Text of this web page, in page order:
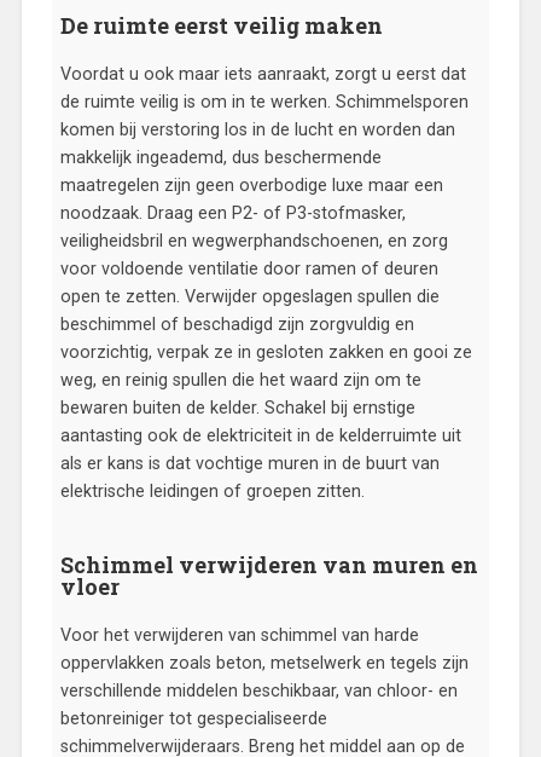
De ruimte eerst veilig maken
Voordat u ook maar iets aanraakt, zorgt u eerst dat
de ruimte veilig is om in te werken. Schimmelsporen
komen bij verstoring los in de lucht en worden dan
makkelijk ingeademd, dus beschermende
maatregelen zijn geen overbodige luxe maar een
noodzaak. Draag een P2- of P3-stofmasker,
veiligheidsbril en wegwerphandschoenen, en zorg
voor voldoende ventilatie door ramen of deuren
open te zetten. Verwijder opgeslagen spullen die
beschimmel of beschadigd zijn zorgvuldig en
voorzichtig, verpak ze in gesloten zakken en gooi ze
weg, en reinig spullen die het waard zijn om te
bewaren buiten de kelder. Schakel bij ernstige
aantasting ook de elektriciteit in de kelderruimte uit
als er kans is dat vochtige muren in de buurt van
elektrische leidingen of groepen zitten.
Schimmel verwijderen van muren en
vloer
Voor het verwijderen van schimmel van harde
oppervlakken zoals beton, metselwerk en tegels zijn
verschillende middelen beschikbaar, van chloor- en
betonreiniger tot gespecialiseerde
schimmelverwijderaars. Breng het middel aan op de